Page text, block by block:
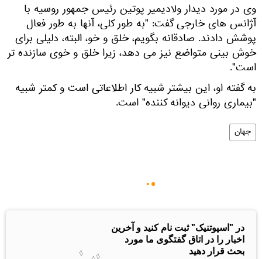
وی در مورد دیدار ولادیمیر پوتین رئیس جمهور روسیه با
آژانس های خارجی گفت: "به طور کلی، آنها به طور فعال
پوشش دادند. صادقانه بگویم، خلق و خو، البته، دلیلی برای
خوش بینی متواضع نیز می دهد، زیرا خلق و خوی سازنده تر
است".
به گفته او، این بیشتر شبیه کار اطلاعاتی است و کمتر شبیه
"بیماری روانی دیوانه کننده" است.
جهان
در "اسپوتنیک" ثبت نام کنید و آخرین
اخبار را در اتاق گفتگوی ما مورد
بحث قرار دهید